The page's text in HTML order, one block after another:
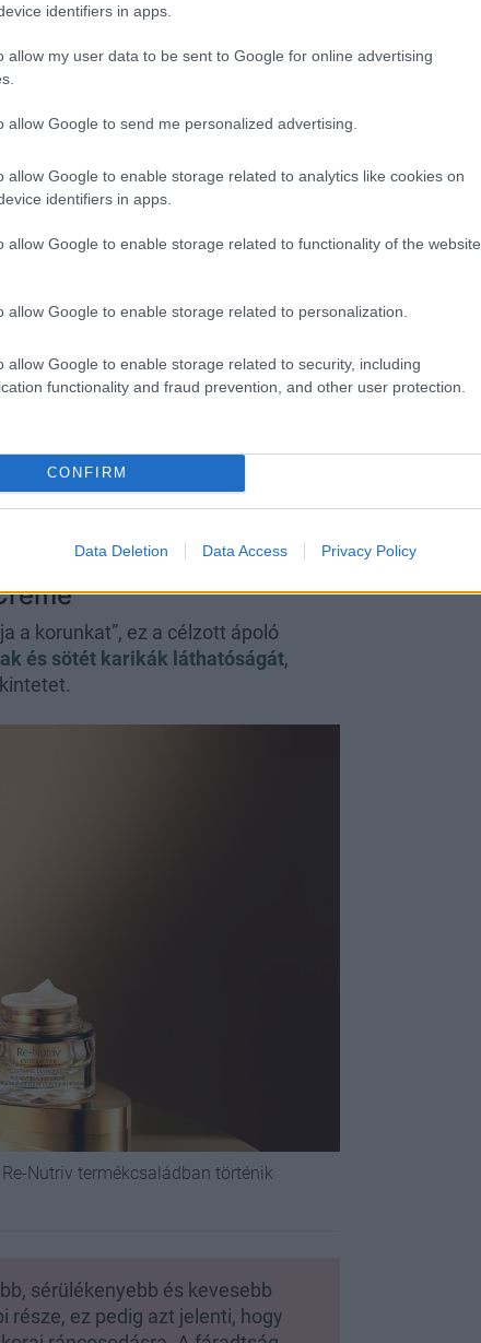
identifiers in apps.
allow my user data to be sent to Google for online advertising
allow Google to send me personalized advertising.
allow Google to enable storage related to analytics like cookies on
identifiers in apps.
allow Google to enable storage related to functionality of the website
allow Google to enable storage related to personalization.
allow Google to enable storage related to security, including
functionality and fraud prevention, and other user protection.
CONFIRM
Data Deletion Data Access Privacy Policy
a technológiában rejlik, hanem az
származó fekete gyémánt
ragyogását.
Serum
és a fejlett peptidtechnológia
ragyogását. Különösen jó választás
a napi rutinba.
Crème
–simít, hidratál és feszesít
érett bőrre, hanem mindenkinek,
a korunkat”, ez a célzott ápoló
és sötét karikák láthatóságát,
Nutriv termékcsaládban történik
sérülékenyebb és kevesebb
ez pedig azt jelenti, hogy